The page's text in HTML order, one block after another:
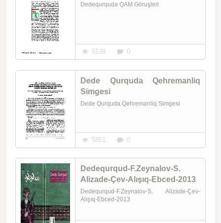
Dedequrquda QAM Göruşleri
5539 0
Dede Qurquda Qehremanliq
Simgesi
Dede Qurquda Qehremanliq Simgesi
5851 0
Dedequrqud-F.Zeynalov-S.
Alizade-Çev-Alışıq-Ebced-2013
Dedequrqud-F.Zeynalov-S. Alizade-Çev-
Alışıq-Ebced-2013